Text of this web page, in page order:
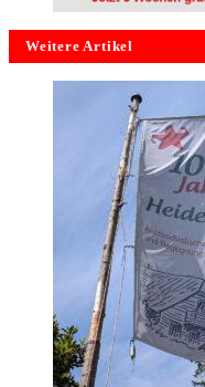
Weitere Artikel